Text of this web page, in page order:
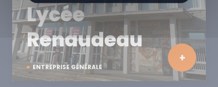
ENTREPRISE GÉNÉRALE
Lycée
Renaudeau